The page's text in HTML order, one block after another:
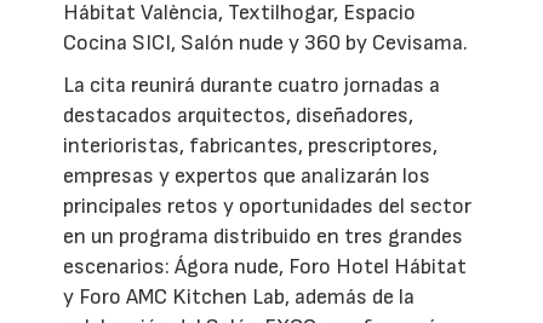
Hábitat València, Textilhogar, Espacio
Cocina SICI, Salón nude y 360 by Cevisama.
La cita reunirá durante cuatro jornadas a
destacados arquitectos, diseñadores,
interioristas, fabricantes, prescriptores,
empresas y expertos que analizarán los
principales retos y oportunidades del sector
en un programa distribuido en tres grandes
escenarios: Ágora nude, Foro Hotel Hábitat
y Foro AMC Kitchen Lab, además de la